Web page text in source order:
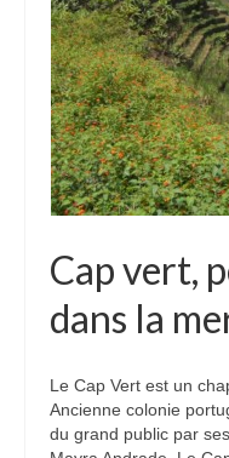
Cap vert,
dans la
Le Cap Vert est un
Ancienne colonie
du grand public par